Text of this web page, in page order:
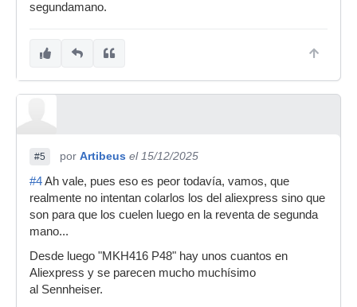
segundamano.
#5 por Artibeus el 15/12/2025
#4Ah vale, pues eso es peor todavía, vamos, que
realmente no intentan colarlos los del aliexpress sino que
son para que los cuelen luego en la reventa de segunda
mano...
Desde luego "MKH416 P48" hay unos cuantos en
Aliexpress y se parecen mucho muchísimo
al Sennheiser.